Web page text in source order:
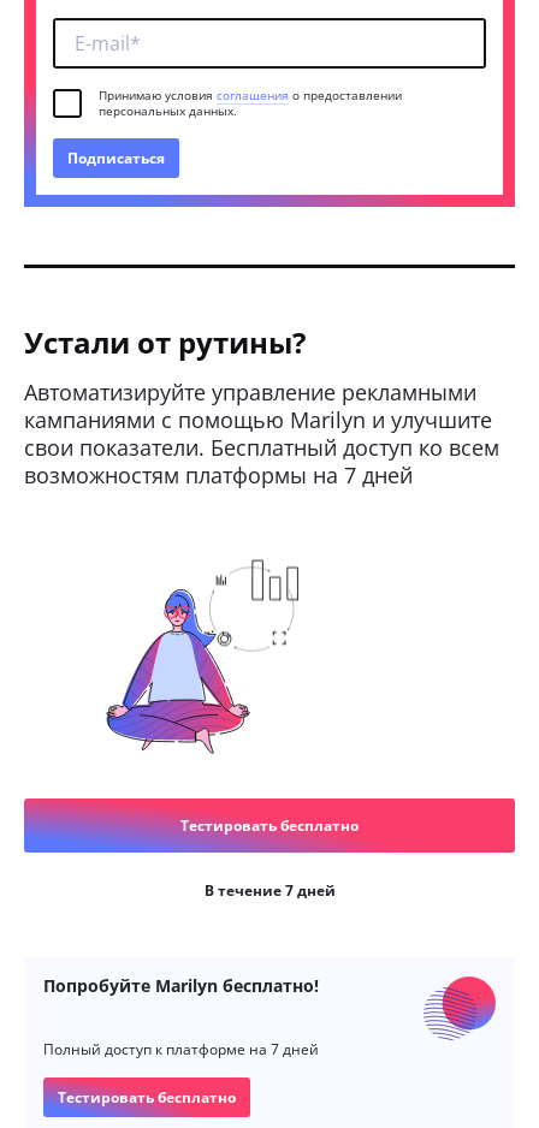
Принимаю условия соглашения о предоставлении
персональных данных.
Подписаться
Устали от рутины?
Автоматизируйте управление рекламными
кампаниями с помощью Marilyn и улучшите
свои показатели. Бесплатный доступ ко всем
возможностям платформы на 7 дней
Тестировать бесплатно
В течение 7 дней
Попробуйте Marilyn бесплатно!
Полный доступ к платформе на 7 дней
Тестировать бесплатно